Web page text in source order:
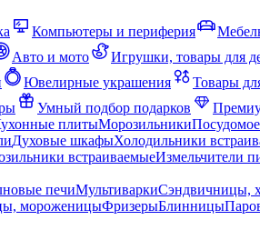
Компьютеры и периферия
Авто и мото Игрушки, товары для
Ювелирные украшения Товары
Умный подбор подарков
плитыМорозильники
Духовые шкафыХолодильники
встраиваемыеИзмельчители
печиМультиваркиСэндвичницы,
мороженицыФризерыБлинницы